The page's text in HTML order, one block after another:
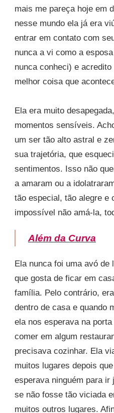
mais me pareça hoje em
nesse mundo ela já era
entrar em contato com
nunca a vi como a
nunca conheci) e
melhor coisa que
Ela era muito
momentos sensíveis.
um ser tão alto astral e
sua trajetória, que
sentimentos. Isso não
a amaram ou a
tão especial, tão alegre e
impossível não amá-la,
Além da Curva
Ela nunca foi uma avó
que gosta de ficar em
família. Pelo contrário,
dentro de casa e quando
ela nos esperava na
comer em algum
precisava cozinhar. Ela
muitos lugares depois
esperava ninguém para ir
se não fosse tão viciada
muitos outros lugares.